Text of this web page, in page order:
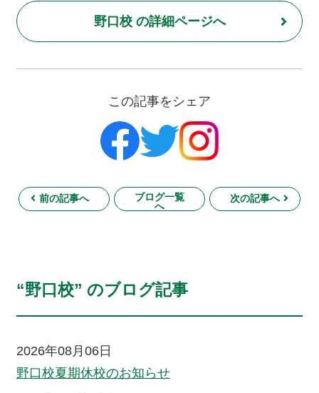
野口校 の詳細ページへ
この記事をシェア
前の記事へ
ブログ一覧
へ
次の記事へ
“野口校” のブログ記事
2026年08月06日
野口校夏期休校のお知らせ